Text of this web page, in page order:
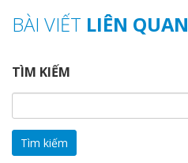
BÀI VIẾT LIÊN QUAN
TÌM KIẾM
kiếm
cho: